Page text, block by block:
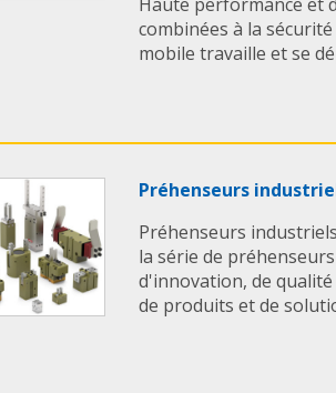
combinées à la
mobile travaille et se
Préhenseurs
Préhenseurs
la série de
d'innovation, de
de produits et de